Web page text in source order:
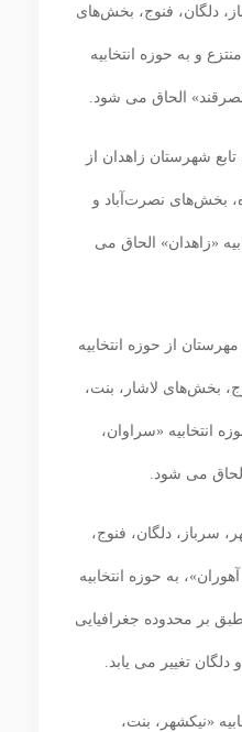
دلگان، فنوج، بخش‌های
و به حوزه انتخابیه
الحاق می ‏شود.
شهرستان زاهدان از
بخش‌های نصرت‌آباد و
«زاهدان» الحاق می
از حوزه انتخابیه
بخش‌های لاشار، بنت،
انتخابیه «سراوان،
می‏ شود.
سرباز، دلگان، فنوج،
به حوزه انتخابیه
بر محدوده جغرافیایی
دلگان تغییر می یابد.
«نیکشهر، بنت،